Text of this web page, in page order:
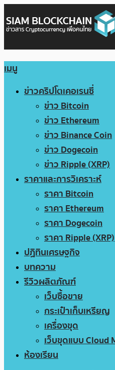
เมนู
ข่าวคริปโตเคอเรนซี่
ข่าว Bitcoin
ข่าว Ethereum
ข่าว Binance Coin
ข่าว Dogecoin
ข่าว Ripple (XRP)
ราคาและการวิเคราะห์
ราคา Bitcoin
ราคา Ethereum
ราคา Dogecoin
ราคา Ripple (XRP)
ปฏิทินเศรษฐกิจ
บทความ
รีวิวผลิตภัณฑ์
เว็บซื้อขาย
กระเป๋าเก็บเหรียญ
เครื่องขุด
เว็บขุดแบบ Cloud
ห้องเรียน